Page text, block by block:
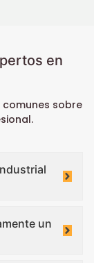
en
sobre
un